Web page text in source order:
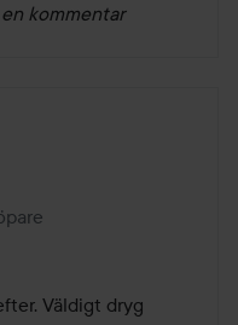
kommentar
Väldigt dryg